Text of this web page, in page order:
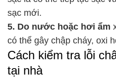
sạc mới.
5. Do nước hoặc hơi ẩm
có thể gây chập cháy, oxi
Cách kiểm tra lỗi
tại nhà